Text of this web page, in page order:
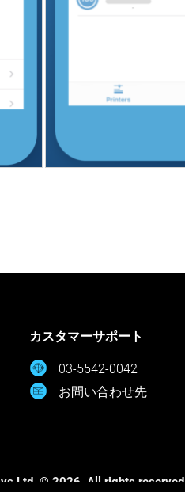
カスタマーサポート
03-5542-0042
お問い合わせ先
Ltd. © 2026. All rights reserved.